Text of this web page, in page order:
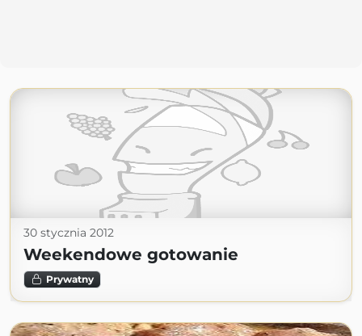
30 stycznia 2012
Weekendowe gotowanie
Prywatny